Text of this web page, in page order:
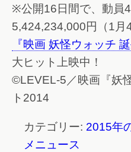
※公開16日間で、動員
5,424,234,000円（1月
『映画 妖怪ウォッチ
大ヒット上映中！
©LEVEL-5／映画『妖
ト2014
カテゴリー: 2015年
メニュース